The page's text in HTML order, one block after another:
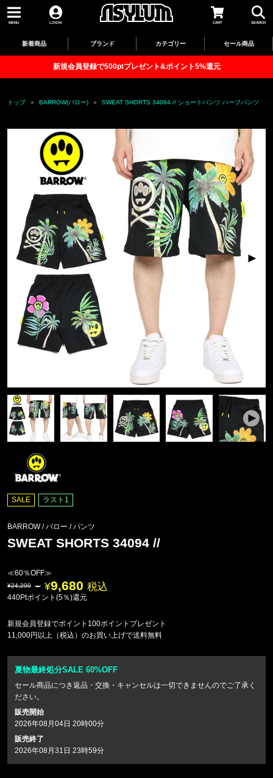
MENU LOGIN CART SEARCH
新着商品 ブランド カテゴリー セール商品
新規会員登録で500ptプレゼント&ポイント5%還元
トップ BARROW(バロー) SWEAT SHORTS 34094 // ショートパンツ ハーフパンツ
SALE ラスト1
BARROW / バロー /パンツ
SWEAT SHORTS 34094 //
≪60％OFF≫
24,200 9,680 税込
440Ptポイント(5％)還元
新規会員登録でポイント100ポイントプレゼント
11,000円以上（税込）のお買い上げで送料無料
夏物最終処分SALE 60%OFF
セール商品につき返品・交換・キャンセルは一切できませんのでご了承く
ださい。
販売開始
2026年08月04日 20時00分
販売終了
2026年08月31日 23時59分